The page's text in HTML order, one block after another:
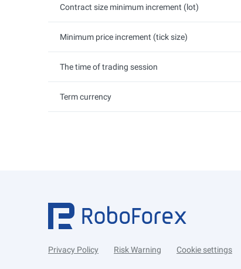
Contract size minimum increment (lot)
Minimum price increment (tick size)
The time of trading session
Term currency
Privacy Policy Risk Warning Cookie settings